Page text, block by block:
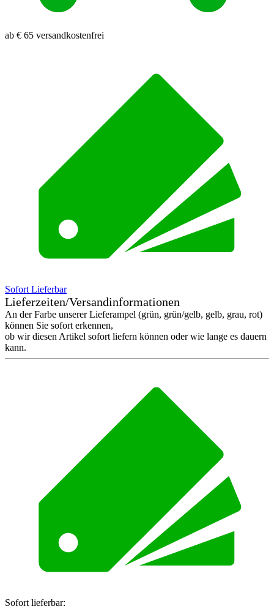
ab € 65 versandkostenfrei
Sofort Lieferbar
Lieferzeiten/Versandinformationen
An der Farbe unserer Lieferampel (grün, grün/gelb, gelb, grau, rot)
können Sie sofort erkennen,
ob wir diesen Artikel sofort liefern können oder wie lange es dauern
kann.
Sofort lieferbar: